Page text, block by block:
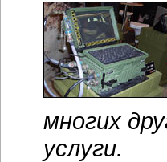
многих
услуги.